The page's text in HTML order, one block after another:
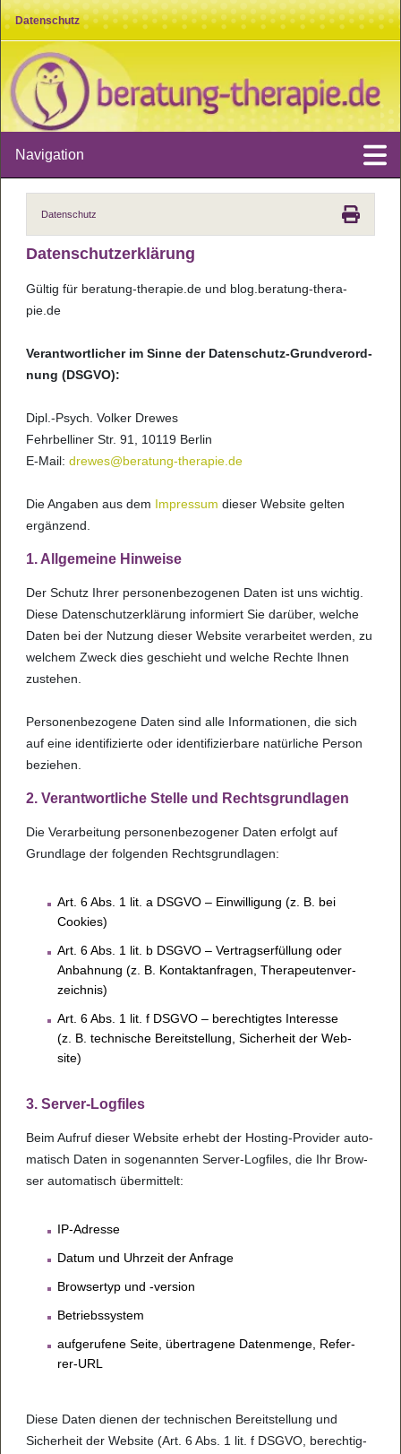
Datenschutz
Navigation
Datenschutz
Daten­schut­z­er­klä­rung
Gül­tig für bera­tung-the­ra­pie.de und blog.bera­tung-the­ra­
pie.de
Ver­ant­wort­li­cher im Sinne der Daten­schutz-Grund­ver­ord­
nung (DSGVO):
Dipl.-Psych. Vol­ker Dre­wes
Fehr­bel­li­ner Str. 91, 10119 Ber­lin
E-Mail: dre­wes@­be­ra­tung-the­ra­pie.de
Die Anga­ben aus dem Impres­sum die­ser Web­site gel­ten
ergän­zend.
1. All­ge­meine Hin­weise
Der Schutz Ihrer per­so­nen­be­zo­ge­nen Daten ist uns wich­tig.
Diese Daten­schut­z­er­klä­rung infor­miert Sie dar­über, wel­che
Daten bei der Nut­zung die­ser Web­site ver­a­r­bei­tet wer­den, zu
wel­chem Zweck dies geschieht und wel­che Rechte Ihnen
zuste­hen.
Per­so­nen­be­zo­gene Daten sind alle Infor­ma­ti­o­nen, die sich
auf eine iden­ti­fi­zierte oder iden­ti­fi­zier­bare natür­li­che Per­son
bezie­hen.
2. Ver­ant­wort­li­che Stelle und Rechts­grund­la­gen
Die Ver­a­r­bei­tung per­so­nen­be­zo­ge­ner Daten erfolgt auf
Grund­lage der fol­gen­den Rechts­grund­la­gen:
Art. 6 Abs. 1 lit. a DSGVO – Ein­wil­li­gung (z. B. bei
Coo­kies)
Art. 6 Abs. 1 lit. b DSGVO – Ver­trags­er­fül­lung oder
Anbah­nung (z. B. Kon­taktan­fra­gen, The­ra­peu­ten­ver­
zeich­nis)
Art. 6 Abs. 1 lit. f DSGVO – berech­tig­tes Inter­esse
(z. B. tech­ni­sche Bereit­stel­lung, Sicher­heit der Web­
site)
3. Ser­ver-Log­files
Beim Auf­ruf die­ser Web­site erhebt der Hos­ting-Pro­vi­der auto­
ma­tisch Daten in soge­nann­ten Ser­ver-Log­files, die Ihr Brow­
ser auto­ma­tisch über­mit­telt:
IP-Adresse
Datum und Uhr­zeit der Anfrage
Brow­ser­typ und -ver­sion
Betriebs­sys­tem
auf­ge­ru­fene Seite, über­tra­gene Daten­menge, Refer­
rer-URL
Diese Daten die­nen der tech­ni­schen Bereit­stel­lung und
Sicher­heit der Web­site (Art. 6 Abs. 1 lit. f DSGVO, berech­tig­